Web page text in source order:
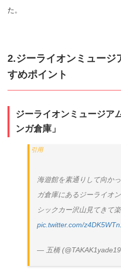
た。
2.ジーライオンミュージ
すめポイント
ジーライオンミュージア
ンガ倉庫」
海遊館を素通りして向か
ガ倉庫にあるジーライオ
シックカー沢山見てきて
pic.twitter.com/
— 五橋